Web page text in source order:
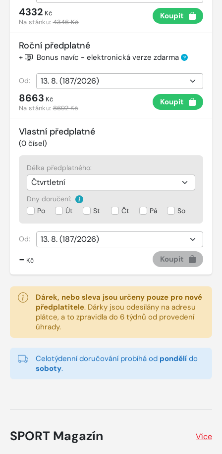
4332 Kč
Na stánku:4346 Kč
Koupit
Roční předplatné
+ Bonus navíc - elektronická verze zdarma ?
Od:
8663 Kč
Na stánku:8692 Kč
Koupit
Vlastní předplatné
(0 čísel)
Délka předplatného:
Dny doručení:
Po
Út St Čt Pá So
Od:
- Kč Koupit
Dárek, nebo sleva jsou určeny pouze pro nové
předplatitele. Dárky jsou odesílány na adresu
plátce, a to zpravidla do 6 týdnů od provedení
úhrady.
Celotýdenní doručování probíhá od pondělí do
soboty.
SPORT Magazín Více